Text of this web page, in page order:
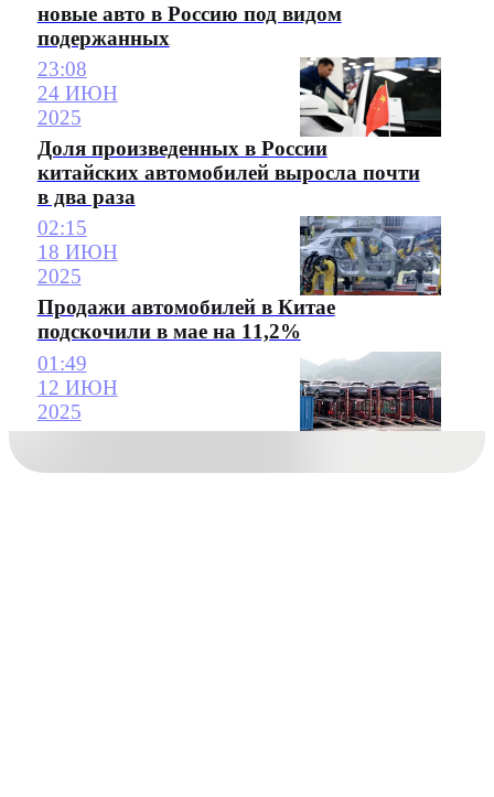
новые авто в Россию под видом
подержанных
23:08
24 ИЮН
2025
Доля произведенных в России
китайских автомобилей выросла почти
в два раза
02:15
18 ИЮН
2025
Продажи автомобилей в Китае
подскочили в мае на 11,2%
01:49
12 ИЮН
2025